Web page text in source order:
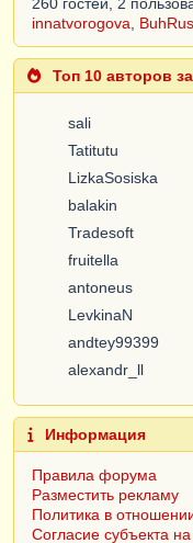
260 гостей, 2
innatvorogova,
Топ 10 авторов
sali
Tatitutu
LizkaSosiska
balakin
Tradesoft
fruitella
antoneus
LevkinaN
andtey99399
alexandr_ll
Информация
Правила форума
Разместить рекламу
Политика в
Согласие субъекта